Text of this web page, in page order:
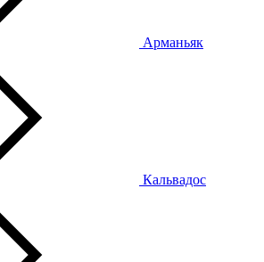
Арманьяк
Кальвадос